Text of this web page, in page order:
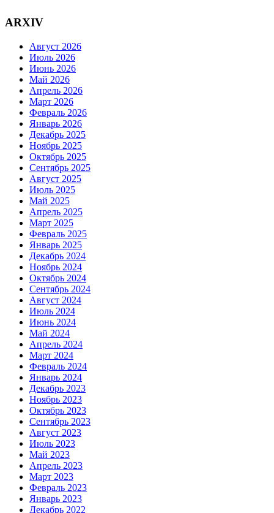
ARXIV
Август 2026
Июль 2026
Июнь 2026
Май 2026
Апрель 2026
Март 2026
Февраль 2026
Январь 2026
Декабрь 2025
Ноябрь 2025
Октябрь 2025
Сентябрь 2025
Август 2025
Июль 2025
Май 2025
Апрель 2025
Март 2025
Февраль 2025
Январь 2025
Декабрь 2024
Ноябрь 2024
Октябрь 2024
Сентябрь 2024
Август 2024
Июль 2024
Июнь 2024
Май 2024
Апрель 2024
Март 2024
Февраль 2024
Январь 2024
Декабрь 2023
Ноябрь 2023
Октябрь 2023
Сентябрь 2023
Август 2023
Июль 2023
Май 2023
Апрель 2023
Март 2023
Февраль 2023
Январь 2023
Декабрь 2022